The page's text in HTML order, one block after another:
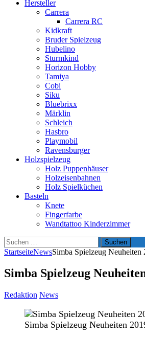
Hersteller
Carrera
Carrera RC
Kidkraft
Bruder Spielzeug
Hubelino
Sturmkind
Horizon Hobby
Tamiya
Cobi
Siku
Bluebrixx
Märklin
Schleich
Hasbro
Playmobil
Ravensburger
Holzspielzeug
Holz Puppenhäuser
Holzeisenbahnen
Holz Spielküchen
Basteln
Knete
Fingerfarbe
Wandtattoo Kinderzimmer
Suchen
nach:
StartseiteNewsSimba Spielzeug Neuheiten
Simba Spielzeug
Redaktion News
Simba Spielzeug Neuheiten